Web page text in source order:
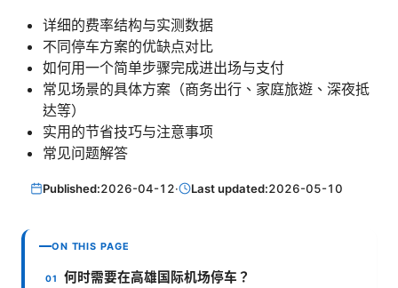
详细的费率结构与实测数据
不同停车方案的优缺点对比
如何用一个简单步骤完成进出场与支付
常见场景的具体方案（商务出行、家庭旅遊、深夜抵
达等）
实用的节省技巧与注意事项
常见问题解答
Published:2026-04-12· Last updated:2026-05-10
ON THIS PAGE
何时需要在高雄国际机场停车？